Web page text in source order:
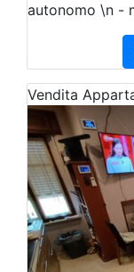
autonomo \n -
Vendita